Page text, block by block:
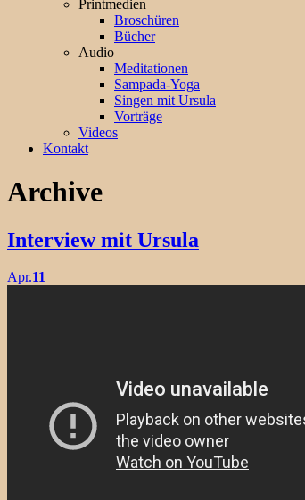
Printmedien
Broschüren
Bücher
Audio
Meditationen
Sampada-Yoga
Singen mit Ursula
Vorträge
Videos
Kontakt
Archive
Interview mit Ursula
Apr.11